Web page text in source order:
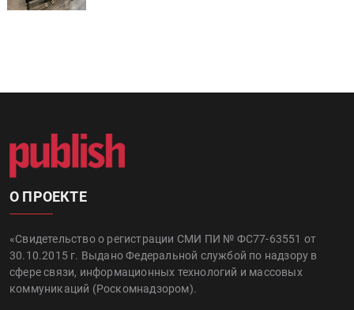
О ПРОЕКТЕ
«Свидетельство о регистрации СМИ ПИ № ФС77-63551 от
30.10.2015 г. Выдано Федеральной службой по надзору в
сфере связи, информационных технологий и массовых
коммуникаций (Роскомнадзором).